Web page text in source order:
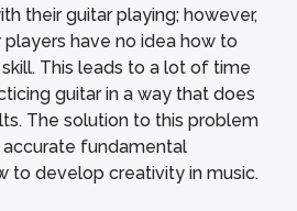
their guitar playing; however,
have no idea how to
This leads to a lot of time
guitar in a way that does
The solution to this problem
fundamental
to develop creativity in music.